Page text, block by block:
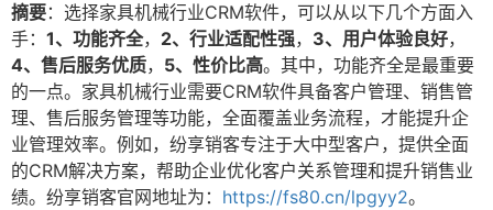
摘要：选择家具机械行业CRM软件，可以从以下几个方面入
手： 1、功能齐全， 2、行业适配性强， 3、用户体验良好，
4、售后服务优质， 5、性价比高。其中，功能齐全是最重要
的一点。家具机械行业需要CRM软件具备客户管理、销售管
理、售后服务管理等功能，全面覆盖业务流程，才能提升企
业管理效率。例如，纷享销客专注于大中型客户，提供全面
的CRM解决方案，帮助企业优化客户关系管理和提升销售业
绩。纷享销客官网地址为： https://fs80.cn/lpgyy2。